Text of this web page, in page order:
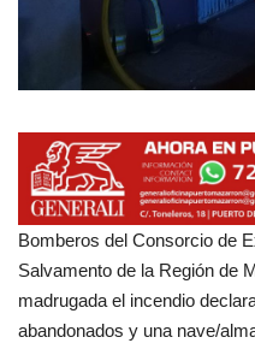
Galerías
Contacto
Empresas
Bomberos del Consorcio de
Salvamento de la Región de
madrugada el incendio
abandonados y una nave/